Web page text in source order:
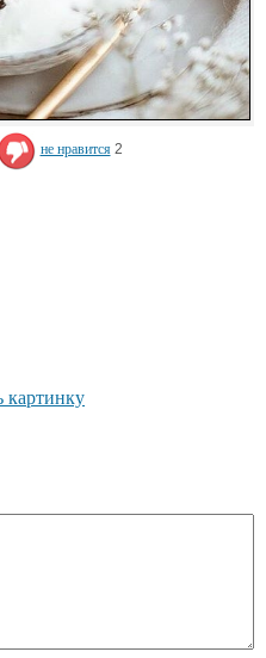
не нравится 2
картинку